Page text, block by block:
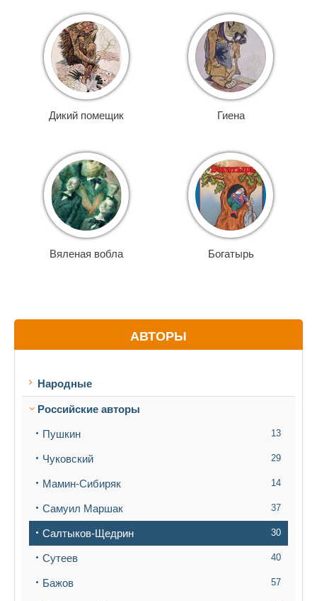
Дикий помещик Гиена
Вяленая вобла Богатырь
АВТОРЫ
Народные
Российские авторы
Пушкин 13
Чуковский 29
Мамин-Сибиряк 14
Самуил Маршак 37
Салтыков-Щедрин 30
Сутеев 40
Бажов 57